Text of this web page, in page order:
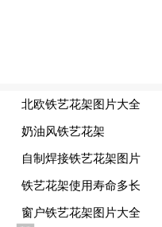
科应与所学专业或
业资格或技能证书
详细了解本人拟申
认定条件。
在我省学习、工作